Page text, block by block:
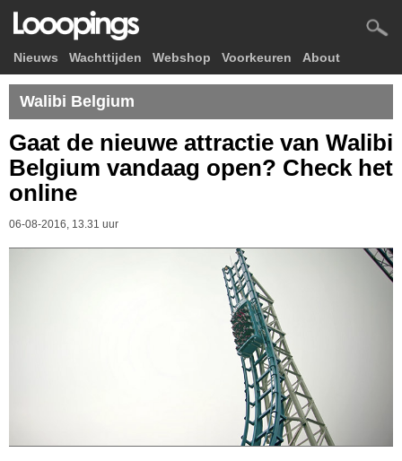
Nieuws Wachttijden Webshop Voorkeuren About
Walibi Belgium
Gaat de nieuwe attractie van Walibi
Belgium vandaag open? Check het
online
06-08-2016, 13.31 uur